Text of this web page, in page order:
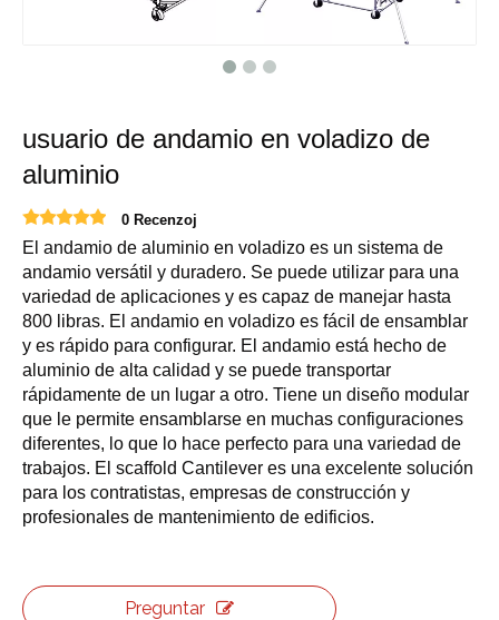
usuario de andamio en voladizo de
aluminio
0 Recenzoj
El andamio de aluminio en voladizo es un sistema de
andamio versátil y duradero. Se puede utilizar para una
variedad de aplicaciones y es capaz de manejar hasta
800 libras. El andamio en voladizo es fácil de ensamblar
y es rápido para configurar. El andamio está hecho de
aluminio de alta calidad y se puede transportar
rápidamente de un lugar a otro. Tiene un diseño modular
que le permite ensamblarse en muchas configuraciones
diferentes, lo que lo hace perfecto para una variedad de
trabajos. El scaffold Cantilever es una excelente solución
para los contratistas, empresas de construcción y
profesionales de mantenimiento de edificios.
Preguntar